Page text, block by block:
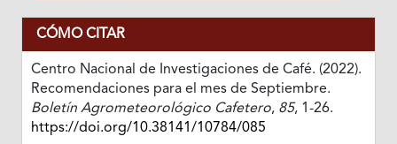
CÓMO CITAR
Centro Nacional de Investigaciones de Café. (2022).
Recomendaciones para el mes de Septiembre.
Boletín Agrometeorológico Cafetero, 85, 1-26.
https://doi.org/10.38141/10784/085